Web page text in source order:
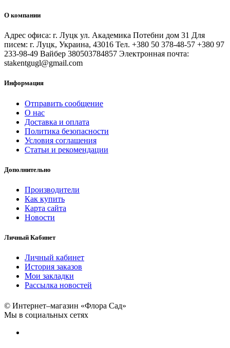
О компании
Адрес офиса: г. Луцк ул. Академика Потебни дом 31 Для
писем: г. Луцк, Украина, 43016 Тел. +380 50 378-48-57 +380 97
233-98-49 Вайбер 380503784857 Электронная почта:
stakentgugl@gmail.com
Информация
Отправить сообщение
О нас
Доставка и оплата
Политика безопасности
Условия соглашения
Статьи и рекомендации
Дополнительно
Производители
Как купить
Карта сайта
Новости
Личный Кабинет
Личный кабинет
История заказов
Мои закладки
Рассылка новостей
© Интернет–магазин «Флора Сад»
Мы в социальных сетях